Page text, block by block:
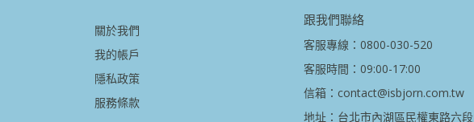
關於我們
我的帳戶
隱私政策
服務條款
跟我們聯絡
客服專線：0800-030-520
客服時間：09:00-17:00
信箱：contact@isbjorn.com.tw
地址：台北市內湖區民權東路六段